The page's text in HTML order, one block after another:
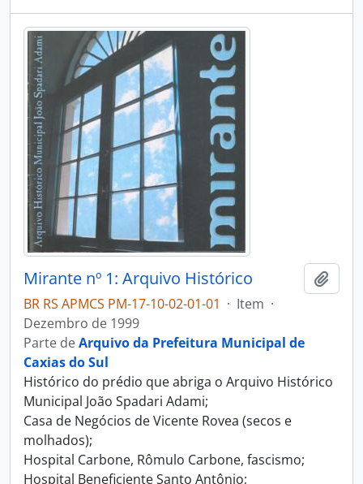
Mirante nº 1: Arquivo Histórico
BR RS APMCS PM-17-10-02-01-01 · Item ·
Dezembro de 1999
Parte deArquivo da Prefeitura Municipal de
Caxias do Sul
Histórico do prédio que abriga o Arquivo Histórico
Municipal João Spadari Adami;
Casa de Negócios de Vicente Rovea (secos e
molhados);
Hospital Carbone, Rômulo Carbone, fascismo;
Hospital Beneficiente Santo Antônio;